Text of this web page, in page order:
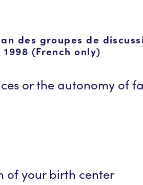
des groupes de
1998 (French only)
or the autonomy of
of your birth center